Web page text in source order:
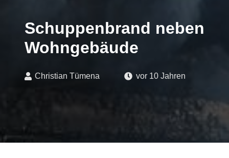
Schuppenbrand neben
Wohngebäude
Christian Tümena vor 10 Jahren